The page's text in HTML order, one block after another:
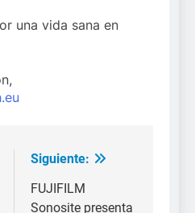
una vida sana en
Siguiente:
FUJIFILM
Sonosite presenta